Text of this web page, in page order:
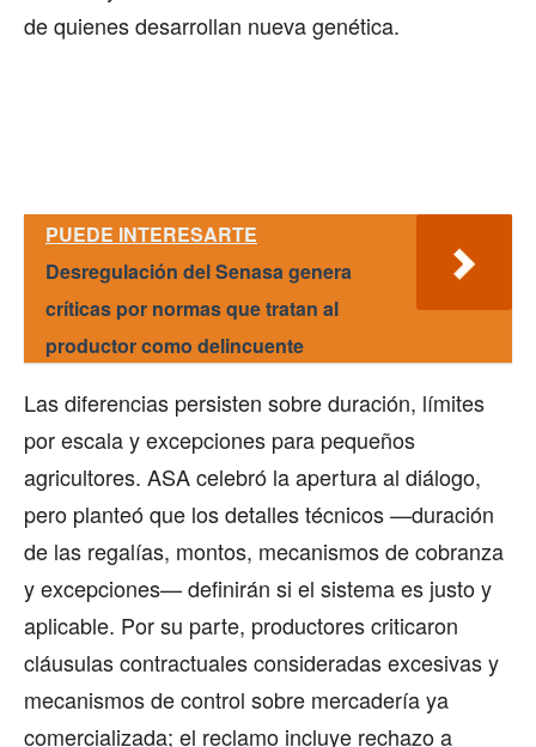
de quienes desarrollan nueva genética.
PUEDE INTERESARTE
Desregulación del Senasa genera
críticas por normas que tratan al
productor como delincuente
Las diferencias persisten sobre duración, límites
por escala y excepciones para pequeños
agricultores. ASA celebró la apertura al diálogo,
pero planteó que los detalles técnicos —duración
de las regalías, montos, mecanismos de cobranza
y excepciones— definirán si el sistema es justo y
aplicable. Por su parte, productores criticaron
cláusulas contractuales consideradas excesivas y
mecanismos de control sobre mercadería ya
comercializada; el reclamo incluye rechazo a